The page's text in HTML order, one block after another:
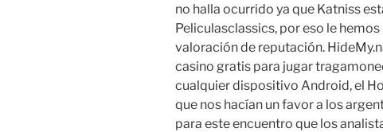
no halla ocurrido ya que Katniss
Peliculasclassics, por eso le
valoración de reputación.
casino gratis para jugar
cualquier dispositivo Android, el
que nos hacían un favor a los
para este encuentro que los